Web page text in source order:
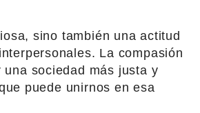
sino también una actitud
La compasión
sociedad más justa y
puede unirnos en esa